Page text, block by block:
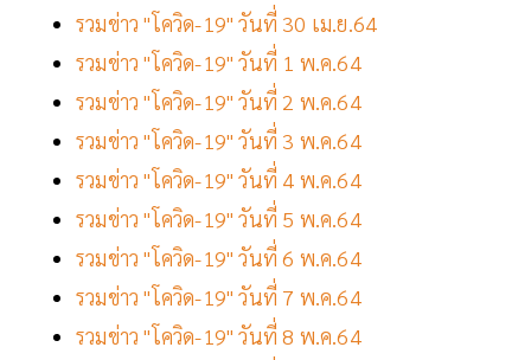
รวมข่าว "โควิด-19" วันที่ 30 เม.ย.64
รวมข่าว "โควิด-19" วันที่ 1 พ.ค.64
รวมข่าว "โควิด-19" วันที่ 2 พ.ค.64
รวมข่าว "โควิด-19" วันที่ 3 พ.ค.64
รวมข่าว "โควิด-19" วันที่ 4 พ.ค.64
รวมข่าว "โควิด-19" วันที่ 5 พ.ค.64
รวมข่าว "โควิด-19" วันที่ 6 พ.ค.64
รวมข่าว "โควิด-19" วันที่ 7 พ.ค.64
รวมข่าว "โควิด-19" วันที่ 8 พ.ค.64